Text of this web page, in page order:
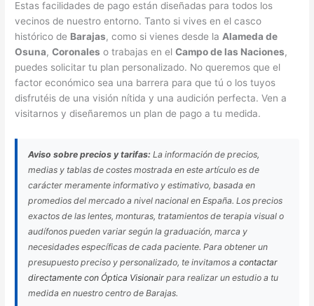
Estas facilidades de pago están diseñadas para todos los
vecinos de nuestro entorno. Tanto si vives en el casco
histórico de Barajas, como si vienes desde la Alameda de
Osuna,Coronales o trabajas en elCampo de las Naciones,
puedes solicitar tu plan personalizado. No queremos que el
factor económico sea una barrera para que tú o los tuyos
disfrutéis de una visión nítida y una audición perfecta. Ven a
visitarnos y diseñaremos un plan de pago a tu medida.
Aviso sobre precios y tarifas: La información de precios,
medias y tablas de costes mostrada en este artículo es de
carácter meramente informativo y estimativo, basada en
promedios del mercado a nivel nacional en España. Los precios
exactos de las lentes, monturas, tratamientos de terapia visual o
audífonos pueden variar según la graduación, marca y
necesidades específicas de cada paciente. Para obtener un
presupuesto preciso y personalizado, te invitamos acontactar
directamente con Óptica Visionair para realizar un estudio a tu
medida en nuestro centro de Barajas.